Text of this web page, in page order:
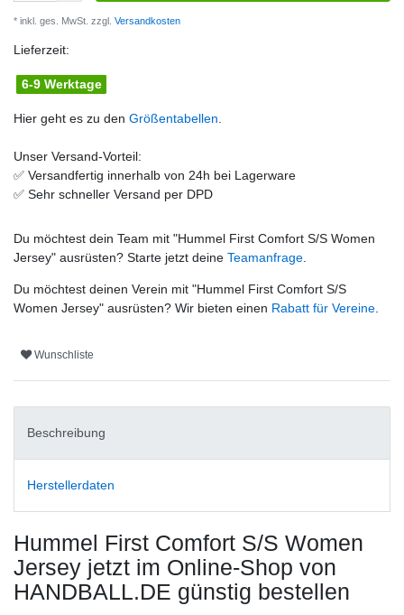
* inkl. ges. MwSt. zzgl. Versandkosten
Lieferzeit:
6-9 Werktage
Hier geht es zu den Größentabellen
Unser Versand-Vorteil:
✅ Versandfertig innerhalb von 24h bei Lagerware
✅ Sehr schneller Versand per DPD
Du möchtest dein Team mit "Hummel First Comfort S/S Women
Jersey" ausrüsten? Starte jetzt deine Teamanfrage
Du möchtest deinen Verein mit "Hummel First Comfort S/S
Women Jersey" ausrüsten? Wir bieten einen Rabatt für Vereine
Wunschliste
Beschreibung
Herstellerdaten
Hummel First Comfort S/S Women
Jersey jetzt im Online-Shop von
HANDBALL.DE günstig bestellen